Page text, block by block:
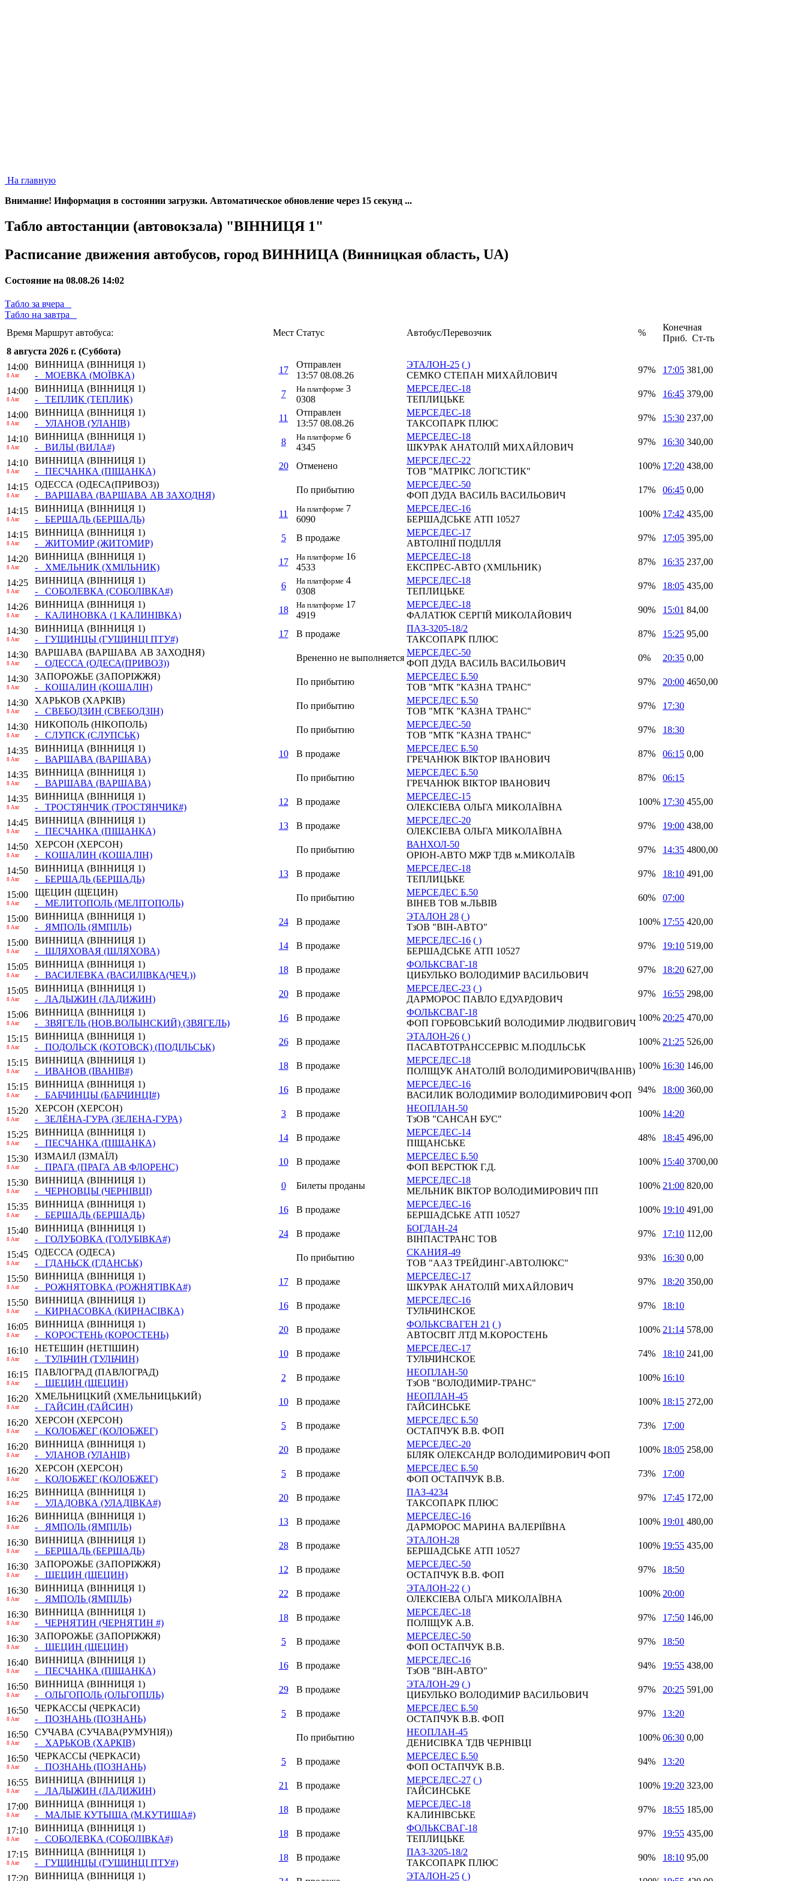
На главную
Внимание! Информация в состоянии загрузки. Автоматическое обновление через 15 секунд ...
Табло автостанции (автовокзала) "ВІННИЦЯ 1"
Расписание движения автобусов, город ВИННИЦА (Винницкая область, UA)
Состояние на 08.08.26 14:02
Табло за вчера
Табло на завтра
Время Маршрут автобуса: Мест Статус Автобус/Перевозчик %
Конечная
Приб. Ст-ть
8 августа 2026 г. (Суббота)
14:00
8 Авг
ВИННИЦА (ВІННИЦЯ 1)
- МОЕВКА (МОЇВКА)
17
Отправлен
13:57 08.08.26
ЭТАЛОН-25 ( )
СЕМКО СТЕПАН МИХАЙЛОВИЧ
97% 17:05 381,00
14:00
8 Авг
ВИННИЦА (ВІННИЦЯ 1)
- ТЕПЛИК (ТЕПЛИК)
7 На платформе 3
0308
МЕРСЕДЕС-18
ТЕПЛИЦЬКЕ
97% 16:45 379,00
14:00
8 Авг
ВИННИЦА (ВІННИЦЯ 1)
- УЛАНОВ (УЛАНІВ)
11
Отправлен
13:57 08.08.26
МЕРСЕДЕС-18
ТАКСОПАРК ПЛЮС
97% 15:30 237,00
14:10
8 Авг
ВИННИЦА (ВІННИЦЯ 1)
- ВИЛЫ (ВИЛА#)
8 На платформе 6
4345
МЕРСЕДЕС-18
ШКУРАК АНАТОЛІЙ МИХАЙЛОВИЧ
97% 16:30 340,00
14:10
8 Авг
ВИННИЦА (ВІННИЦЯ 1)
- ПЕСЧАНКА (ПІЩАНКА)
20 Отменено
МЕРСЕДЕС-22
ТОВ "МАТРІКС ЛОГІСТИК"
100% 17:20 438,00
14:15
8 Авг
ОДЕССА (ОДЕСА(ПРИВОЗ))
- ВАРШАВА (ВАРШАВА АВ ЗАХОДНЯ)
По прибытию
МЕРСЕДЕС-50
ФОП ДУДА ВАСИЛЬ ВАСИЛЬОВИЧ
17% 06:45 0,00
14:15
8 Авг
ВИННИЦА (ВІННИЦЯ 1)
- БЕРШАДЬ (БЕРШАДЬ)
11 На платформе 7
6090
МЕРСЕДЕС-16
БЕРШАДСЬКЕ АТП 10527
100% 17:42 435,00
14:15
8 Авг
ВИННИЦА (ВІННИЦЯ 1)
- ЖИТОМИР (ЖИТОМИР)
5 В продаже
МЕРСЕДЕС-17
АВТОЛІНІЇ ПОДІЛЛЯ
97% 17:05 395,00
14:20
8 Авг
ВИННИЦА (ВІННИЦЯ 1)
- ХМЕЛЬНИК (ХМІЛЬНИК)
17 На платформе 16
4533
МЕРСЕДЕС-18
ЕКСПРЕС-АВТО (ХМІЛЬНИК)
87% 16:35 237,00
14:25
8 Авг
ВИННИЦА (ВІННИЦЯ 1)
- СОБОЛЕВКА (СОБОЛІВКА#)
6 На платформе 4
0308
МЕРСЕДЕС-18
ТЕПЛИЦЬКЕ
97% 18:05 435,00
14:26
8 Авг
ВИННИЦА (ВІННИЦЯ 1)
- КАЛИНОВКА (1 КАЛИНІВКА)
18 На платформе 17
4919
МЕРСЕДЕС-18
ФАЛАТЮК СЕРГІЙ МИКОЛАЙОВИЧ
90% 15:01 84,00
14:30
8 Авг
ВИННИЦА (ВІННИЦЯ 1)
- ГУЩИНЦЫ (ГУЩИНЦІ ПТУ#)
17 В продаже
ПАЗ-3205-18/2
ТАКСОПАРК ПЛЮС
87% 15:25 95,00
14:30
8 Авг
ВАРШАВА (ВАРШАВА АВ ЗАХОДНЯ)
- ОДЕССА (ОДЕСА(ПРИВОЗ))
Врененно не выполняется
МЕРСЕДЕС-50
ФОП ДУДА ВАСИЛЬ ВАСИЛЬОВИЧ
0% 20:35 0,00
14:30
8 Авг
ЗАПОРОЖЬЕ (ЗАПОРІЖЖЯ)
- КОШАЛИН (КОШАЛІН)
По прибытию
МЕРСЕДЕС Б.50
ТОВ "МТК "КАЗНА ТРАНС"
97% 20:00 4650,00
14:30
8 Авг
ХАРЬКОВ (ХАРКІВ)
- СВЕБОДЗИН (СВЕБОДЗІН)
По прибытию
МЕРСЕДЕС Б.50
ТОВ "МТК "КАЗНА ТРАНС"
97% 17:30
14:30
8 Авг
НИКОПОЛЬ (НІКОПОЛЬ)
- СЛУПСК (СЛУПСЬК)
По прибытию
МЕРСЕДЕС-50
ТОВ "МТК "КАЗНА ТРАНС"
97% 18:30
14:35
8 Авг
ВИННИЦА (ВІННИЦЯ 1)
- ВАРШАВА (ВАРШАВА)
10 В продаже
МЕРСЕДЕС Б.50
ГРЕЧАНЮК ВІКТОР ІВАНОВИЧ
87% 06:15 0,00
14:35
8 Авг
ВИННИЦА (ВІННИЦЯ 1)
- ВАРШАВА (ВАРШАВА)
По прибытию
МЕРСЕДЕС Б.50
ГРЕЧАНЮК ВІКТОР ІВАНОВИЧ
87% 06:15
14:35
8 Авг
ВИННИЦА (ВІННИЦЯ 1)
- ТРОСТЯНЧИК (ТРОСТЯНЧИК#)
12 В продаже
МЕРСЕДЕС-15
ОЛЕКСІЕВА ОЛЬГА МИКОЛАЇВНА
100% 17:30 455,00
14:45
8 Авг
ВИННИЦА (ВІННИЦЯ 1)
- ПЕСЧАНКА (ПІЩАНКА)
13 В продаже
МЕРСЕДЕС-20
ОЛЕКСІЕВА ОЛЬГА МИКОЛАЇВНА
97% 19:00 438,00
14:50
8 Авг
ХЕРСОН (ХЕРСОН)
- КОШАЛИН (КОШАЛІН)
По прибытию
ВАНХОЛ-50
ОРІОН-АВТО МЖР ТДВ м.МИКОЛАЇВ
97% 14:35 4800,00
14:50
8 Авг
ВИННИЦА (ВІННИЦЯ 1)
- БЕРШАДЬ (БЕРШАДЬ)
13 В продаже
МЕРСЕДЕС-18
ТЕПЛИЦЬКЕ
97% 18:10 491,00
15:00
8 Авг
ЩЕЦИН (ЩЕЦИН)
- МЕЛИТОПОЛЬ (МЕЛІТОПОЛЬ)
По прибытию
МЕРСЕДЕС Б.50
ВІНЕВ ТОВ м.ЛЬВІВ
60% 07:00
15:00
8 Авг
ВИННИЦА (ВІННИЦЯ 1)
- ЯМПОЛЬ (ЯМПІЛЬ)
24 В продаже
ЭТАЛОН 28 ( )
ТзОВ "ВІН-АВТО"
100% 17:55 420,00
15:00
8 Авг
ВИННИЦА (ВІННИЦЯ 1)
- ШЛЯХОВАЯ (ШЛЯХОВА)
14 В продаже
МЕРСЕДЕС-16 ( )
БЕРШАДСЬКЕ АТП 10527
97% 19:10 519,00
15:05
8 Авг
ВИННИЦА (ВІННИЦЯ 1)
- ВАСИЛЕВКА (ВАСИЛІВКА(ЧЕЧ.))
18 В продаже
ФОЛЬКСВАГ-18
ЦИБУЛЬКО ВОЛОДИМИР ВАСИЛЬОВИЧ
97% 18:20 627,00
15:05
8 Авг
ВИННИЦА (ВІННИЦЯ 1)
- ЛАДЫЖИН (ЛАДИЖИН)
20 В продаже
МЕРСЕДЕС-23 ( )
ДАРМОРОС ПАВЛО ЕДУАРДОВИЧ
97% 16:55 298,00
15:06
8 Авг
ВИННИЦА (ВІННИЦЯ 1)
- ЗВЯГЕЛЬ (НОВ.ВОЛЫНСКИЙ) (ЗВЯГЕЛЬ)
16 В продаже
ФОЛЬКСВАГ-18
ФОП ГОРБОВСЬКИЙ ВОЛОДИМИР ЛЮДВИГОВИЧ
100% 20:25 470,00
15:15
8 Авг
ВИННИЦА (ВІННИЦЯ 1)
- ПОДОЛЬСК (КОТОВСК) (ПОДІЛЬСЬК)
26 В продаже
ЭТАЛОН-26 ( )
ПАСАВТОТРАНССЕРВІС М.ПОДІЛЬСЬК
100% 21:25 526,00
15:15
8 Авг
ВИННИЦА (ВІННИЦЯ 1)
- ИВАНОВ (ІВАНІВ#)
18 В продаже
МЕРСЕДЕС-18
ПОЛІЩУК АНАТОЛІЙ ВОЛОДИМИРОВИЧ(ІВАНІВ)
100% 16:30 146,00
15:15
8 Авг
ВИННИЦА (ВІННИЦЯ 1)
- БАБЧИНЦЫ (БАБЧИНЦІ#)
16 В продаже
МЕРСЕДЕС-16
ВАСИЛИК ВОЛОДИМИР ВОЛОДИМИРОВИЧ ФОП
94% 18:00 360,00
15:20
8 Авг
ХЕРСОН (ХЕРСОН)
- ЗЕЛЁНА-ГУРА (ЗЕЛЕНА-ГУРА)
3 В продаже
НЕОПЛАН-50
ТзОВ "САНСАН БУС"
100% 14:20
15:25
8 Авг
ВИННИЦА (ВІННИЦЯ 1)
- ПЕСЧАНКА (ПІЩАНКА)
14 В продаже
МЕРСЕДЕС-14
ПІЩАНСЬКЕ
48% 18:45 496,00
15:30
8 Авг
ИЗМАИЛ (ІЗМАЇЛ)
- ПРАГА (ПРАГА АВ ФЛОРЕНС)
10 В продаже
МЕРСЕДЕС Б.50
ФОП ВЕРСТЮК Г.Д.
100% 15:40 3700,00
15:30
8 Авг
ВИННИЦА (ВІННИЦЯ 1)
- ЧЕРНОВЦЫ (ЧЕРНІВЦІ)
0 Билеты проданы
МЕРСЕДЕС-18
МЕЛЬНИК ВІКТОР ВОЛОДИМИРОВИЧ ПП
100% 21:00 820,00
15:35
8 Авг
ВИННИЦА (ВІННИЦЯ 1)
- БЕРШАДЬ (БЕРШАДЬ)
16 В продаже
МЕРСЕДЕС-16
БЕРШАДСЬКЕ АТП 10527
100% 19:10 491,00
15:40
8 Авг
ВИННИЦА (ВІННИЦЯ 1)
- ГОЛУБОВКА (ГОЛУБІВКА#)
24 В продаже
БОГДАН-24
ВІНПАСТРАНС ТОВ
97% 17:10 112,00
15:45
8 Авг
ОДЕССА (ОДЕСА)
- ГДАНЬСК (ГДАНСЬК)
По прибытию
СКАНИЯ-49
ТОВ "ААЗ ТРЕЙДИНГ-АВТОЛЮКС"
93% 16:30 0,00
15:50
8 Авг
ВИННИЦА (ВІННИЦЯ 1)
- РОЖНЯТОВКА (РОЖНЯТІВКА#)
17 В продаже
МЕРСЕДЕС-17
ШКУРАК АНАТОЛІЙ МИХАЙЛОВИЧ
97% 18:20 350,00
15:50
8 Авг
ВИННИЦА (ВІННИЦЯ 1)
- КИРНАСОВКА (КИРНАСІВКА)
16 В продаже
МЕРСЕДЕС-16
ТУЛЬЧИНСКОЕ
97% 18:10
16:05
8 Авг
ВИННИЦА (ВІННИЦЯ 1)
- КОРОСТЕНЬ (КОРОСТЕНЬ)
20 В продаже
ФОЛЬКСВАГЕН 21 ( )
АВТОСВІТ ЛТД М.КОРОСТЕНЬ
100% 21:14 578,00
16:10
8 Авг
НЕТЕШИН (НЕТІШИН)
- ТУЛЬЧИН (ТУЛЬЧИН)
10 В продаже
МЕРСЕДЕС-17
ТУЛЬЧИНСКОЕ
74% 18:10 241,00
16:15
8 Авг
ПАВЛОГРАД (ПАВЛОГРАД)
- ЩЕЦИН (ЩЕЦИН)
2 В продаже
НЕОПЛАН-50
ТзОВ "ВОЛОДИМИР-ТРАНС"
100% 16:10
16:20
8 Авг
ХМЕЛЬНИЦКИЙ (ХМЕЛЬНИЦЬКИЙ)
- ГАЙСИН (ГАЙСИН)
10 В продаже
НЕОПЛАН-45
ГАЙСИНСЬКЕ
100% 18:15 272,00
16:20
8 Авг
ХЕРСОН (ХЕРСОН)
- КОЛОБЖЕГ (КОЛОБЖЕГ)
5 В продаже
МЕРСЕДЕС Б.50
ОСТАПЧУК В.В. ФОП
73% 17:00
16:20
8 Авг
ВИННИЦА (ВІННИЦЯ 1)
- УЛАНОВ (УЛАНІВ)
20 В продаже
МЕРСЕДЕС-20
БІЛЯК ОЛЕКСАНДР ВОЛОДИМИРОВИЧ ФОП
100% 18:05 258,00
16:20
8 Авг
ХЕРСОН (ХЕРСОН)
- КОЛОБЖЕГ (КОЛОБЖЕГ)
5 В продаже
МЕРСЕДЕС Б.50
ФОП ОСТАПЧУК В.В.
73% 17:00
16:25
8 Авг
ВИННИЦА (ВІННИЦЯ 1)
- УЛАДОВКА (УЛАДІВКА#)
20 В продаже
ПАЗ-4234
ТАКСОПАРК ПЛЮС
97% 17:45 172,00
16:26
8 Авг
ВИННИЦА (ВІННИЦЯ 1)
- ЯМПОЛЬ (ЯМПІЛЬ)
13 В продаже
МЕРСЕДЕС-16
ДАРМОРОС МАРИНА ВАЛЕРІЇВНА
100% 19:01 480,00
16:30
8 Авг
ВИННИЦА (ВІННИЦЯ 1)
- БЕРШАДЬ (БЕРШАДЬ)
28 В продаже
ЭТАЛОН-28
БЕРШАДСЬКЕ АТП 10527
100% 19:55 435,00
16:30
8 Авг
ЗАПОРОЖЬЕ (ЗАПОРІЖЖЯ)
- ЩЕЦИН (ЩЕЦИН)
12 В продаже
МЕРСЕДЕС-50
ОСТАПЧУК В.В. ФОП
97% 18:50
16:30
8 Авг
ВИННИЦА (ВІННИЦЯ 1)
- ЯМПОЛЬ (ЯМПІЛЬ)
22 В продаже
ЭТАЛОН-22 ( )
ОЛЕКСІЕВА ОЛЬГА МИКОЛАЇВНА
100% 20:00
16:30
8 Авг
ВИННИЦА (ВІННИЦЯ 1)
- ЧЕРНЯТИН (ЧЕРНЯТИН #)
18 В продаже
МЕРСЕДЕС-18
ПОЛІЩУК А.В.
97% 17:50 146,00
16:30
8 Авг
ЗАПОРОЖЬЕ (ЗАПОРІЖЖЯ)
- ЩЕЦИН (ЩЕЦИН)
5 В продаже
МЕРСЕДЕС-50
ФОП ОСТАПЧУК В.В.
97% 18:50
16:40
8 Авг
ВИННИЦА (ВІННИЦЯ 1)
- ПЕСЧАНКА (ПІЩАНКА)
16 В продаже
МЕРСЕДЕС-16
ТзОВ "ВІН-АВТО"
94% 19:55 438,00
16:50
8 Авг
ВИННИЦА (ВІННИЦЯ 1)
- ОЛЬГОПОЛЬ (ОЛЬГОПІЛЬ)
29 В продаже
ЭТАЛОН-29 ( )
ЦИБУЛЬКО ВОЛОДИМИР ВАСИЛЬОВИЧ
97% 20:25 591,00
16:50
8 Авг
ЧЕРКАССЫ (ЧЕРКАСИ)
- ПОЗНАНЬ (ПОЗНАНЬ)
5 В продаже
МЕРСЕДЕС Б.50
ОСТАПЧУК В.В. ФОП
97% 13:20
16:50
8 Авг
СУЧАВА (СУЧАВА(РУМУНІЯ))
- ХАРЬКОВ (ХАРКІВ)
По прибытию
НЕОПЛАН-45
ДЕНИСІВКА ТДВ ЧЕРНІВЦІ
100% 06:30 0,00
16:50
8 Авг
ЧЕРКАССЫ (ЧЕРКАСИ)
- ПОЗНАНЬ (ПОЗНАНЬ)
5 В продаже
МЕРСЕДЕС Б.50
ФОП ОСТАПЧУК В.В.
94% 13:20
16:55
8 Авг
ВИННИЦА (ВІННИЦЯ 1)
- ЛАДЫЖИН (ЛАДИЖИН)
21 В продаже
МЕРСЕДЕС-27 ( )
ГАЙСИНСЬКЕ
100% 19:20 323,00
17:00
8 Авг
ВИННИЦА (ВІННИЦЯ 1)
- МАЛЫЕ КУТЫЩА (М.КУТИЩА#)
18 В продаже
МЕРСЕДЕС-18
КАЛИНІВСЬКЕ
97% 18:55 185,00
17:10
8 Авг
ВИННИЦА (ВІННИЦЯ 1)
- СОБОЛЕВКА (СОБОЛІВКА#)
18 В продаже
ФОЛЬКСВАГ-18
ТЕПЛИЦЬКЕ
97% 19:55 435,00
17:15
8 Авг
ВИННИЦА (ВІННИЦЯ 1)
- ГУЩИНЦЫ (ГУЩИНЦІ ПТУ#)
18 В продаже
ПАЗ-3205-18/2
ТАКСОПАРК ПЛЮС
90% 18:10 95,00
17:20 ВИННИЦА (ВІННИЦЯ 1) ЭТАЛОН-25 ( )